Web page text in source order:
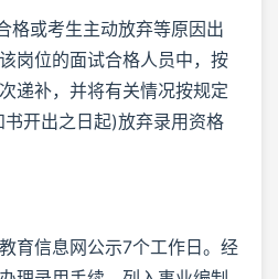
格或考生主动放弃等原因出
岗位的面试合格人员中，按
递补，并将有关情况按规定
开出之日起)放弃录用资格
育信息网公示7个工作日。经